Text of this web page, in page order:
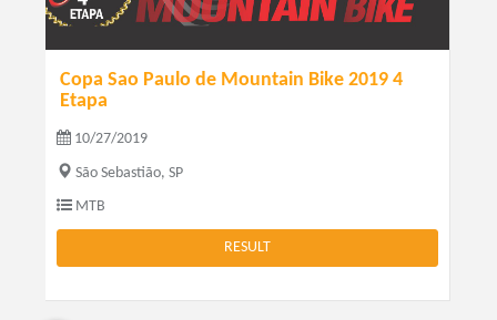
Copa Sao Paulo de Mountain Bike 2019 4
Etapa
10/27/2019
São Sebastião, SP
MTB
RESULT